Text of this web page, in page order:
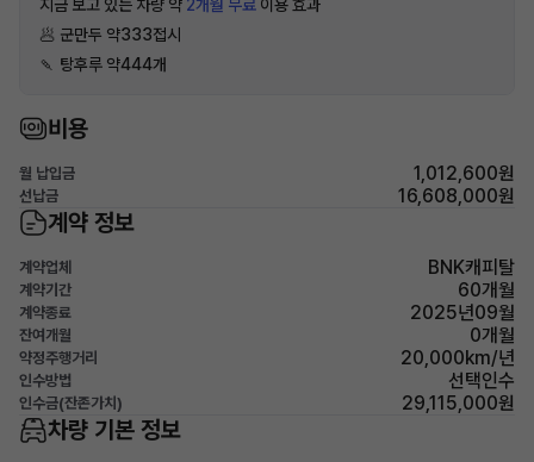
지금 보고 있는 차량 약 2개월 무료 이용 효과
🥟 군만두 약333접시
🍡 탕후루 약444개
비용
월 납입금 1,012,600원
선납금 16,608,000원
계약 정보
계약업체 BNK캐피탈
계약기간 60개월
계약종료 2025년09월
잔여개월 0개월
약정주행거리 20,000km/년
인수방법 선택인수
인수금(잔존가치) 29,115,000원
차량 기본 정보